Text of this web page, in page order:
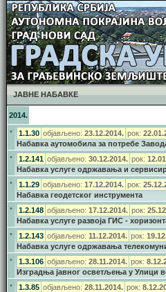
ЈАВНЕ НАБАВКЕ
2014.
•
1.1.30 објављено: 23.12.2014. рок:
Набавка аутомобила за потребе
•
1.2.141 објављено: 30.12.2014. рок:
Набавка услуге одржавања и
•
1.1.29 објављено: 17.12.2014. рок:
Набавка геодетског инструмента
•
1.2.148 објављено: 17.12.2014. рок:
Набавка услуге развоја ГИС -
•
1.2.143 објављено: 11.12.2014. рок:
Набавка услуге одржавања
•
1.3.106 објављено: 28.11.2014. рок:
Изградња јавног осветљења у Улици
•
1.3.85 објављено: 28.11.2014. рок: